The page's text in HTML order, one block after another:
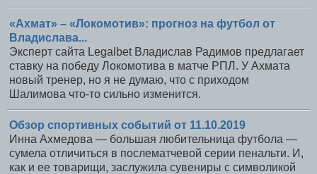
«Ахмат» – «Локомотив»: прогноз на футбол от
Владислава...
Эксперт сайта Legalbet Владислав Радимов предлагает
ставку на победу Локомотива в матче РПЛ. У Ахмата
новый тренер, но я не думаю, что с приходом
Шалимова что-то сильно изменится.
Обзор спортивных событий от 11.10.2019
Инна Ахмедова — большая любительница футбола —
сумела отличиться в послематчевой серии пенальти. И,
как и ее товарищи, заслужила сувениры с символикой